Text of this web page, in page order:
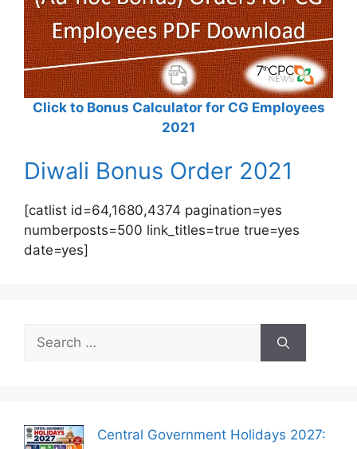
Click to Bonus Calculator for CG Employees
2021
Diwali Bonus Order 2021
[catlist id=64,1680,4374 pagination=yes
numberposts=500 link_titles=true true=yes
date=yes]
Search
for:
Central Government Holidays 2027: